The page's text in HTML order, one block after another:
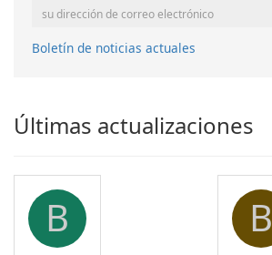
Boletín de noticias actuales
Últimas actualizaciones
B B